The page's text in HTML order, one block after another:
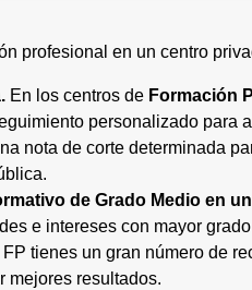
profesional en un centro
En los centros de Formación
personalizado para
nota de corte determinada
de Grado Medio en
e intereses con mayor
tienes un gran número de
mejores resultados.